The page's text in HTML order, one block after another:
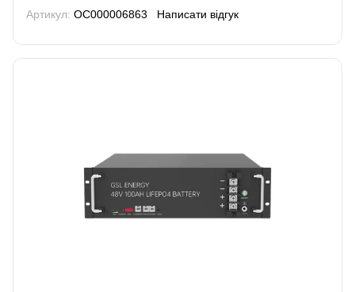
Артикул: OC000006863 Написати відгук